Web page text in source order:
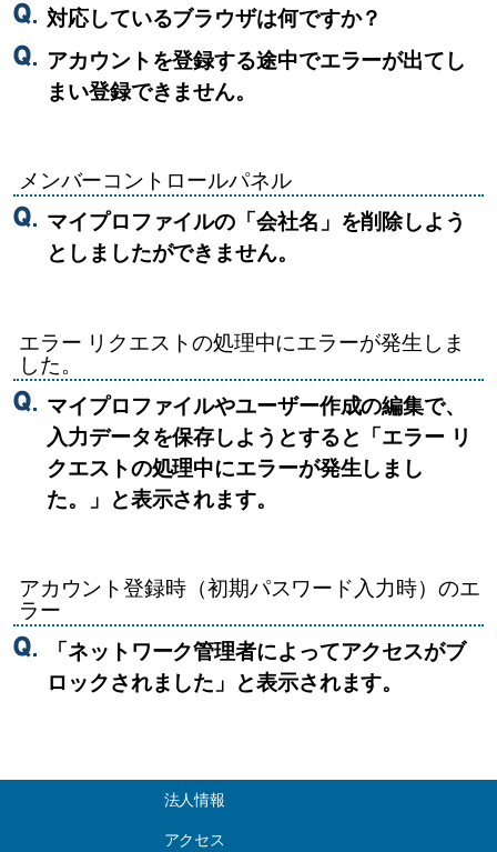
対応しているブラウザは何ですか？
アカウントを登録する途中でエラーが出てし
まい登録できません。
メンバーコントロールパネル
マイプロファイルの「会社名」を削除しよう
としましたができません。
エラー リクエストの処理中にエラーが発生しま
した。
マイプロファイルやユーザー作成の編集で、
入力データを保存しようとすると「エラー リ
クエストの処理中にエラーが発生しまし
た。」と表示されます。
アカウント登録時（初期パスワード入力時）のエ
ラー
「ネットワーク管理者によってアクセスがブ
ロックされました」と表示されます。
法人情報
アクセス